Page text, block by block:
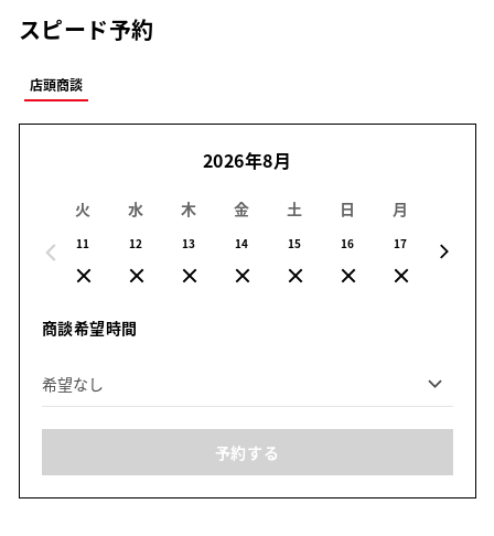
スピード予約
店頭商談
2026年8月
火
11
水
12
木
13
金
14
土
15
日
16
月
17
商談希望時間
予約する